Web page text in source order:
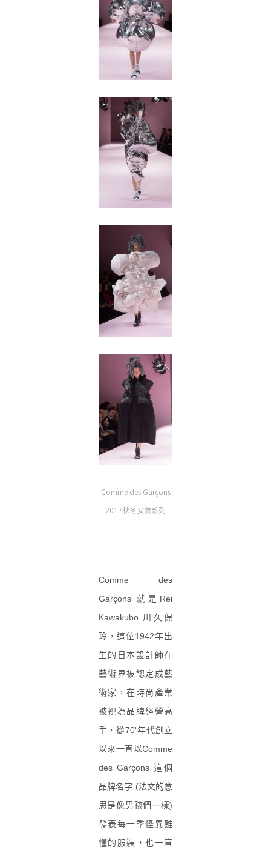
Comme des Garçons
2017秋冬女裝系列
Comme des
Garçons 就是Rei
Kawakubo 川久保
玲，這位1942年出
生的日本設計師在
藝術界被認定成藝
術家，在時尚產業
被視為品牌經營高
手，從70'年代創立
以來一直以Comme
des Garçons 這個
品牌名字 (法文的意
思是像男孩們一樣)
發表每一季怪異難
懂的服裝，也一直